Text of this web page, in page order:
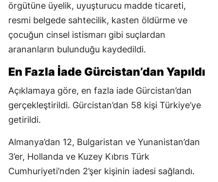
örgütüne üyelik, uyuşturucu madde ticareti,
resmi belgede sahtecilik, kasten öldürme ve
çocuğun cinsel istismarı gibi suçlardan
arananların bulunduğu kaydedildi.
En Fazla İade Gürcistan’dan Yapıldı
Açıklamaya göre, en fazla iade Gürcistan’dan
gerçekleştirildi. Gürcistan’dan 58 kişi Türkiye’ye
getirildi.
Almanya’dan 12, Bulgaristan ve Yunanistan’dan
3’er, Hollanda ve Kuzey Kıbrıs Türk
Cumhuriyeti’nden 2’şer kişinin iadesi sağlandı.